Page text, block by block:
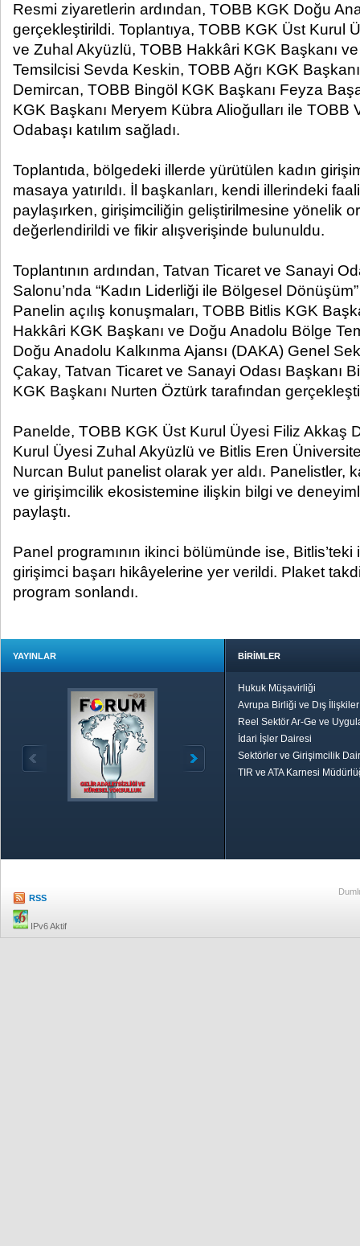
Resmi ziyaretlerin ardından, TOBB KGK Doğu
gerçekleştirildi. Toplantıya, TOBB KGK Üst Kurul
ve Zuhal Akyüzlü, TOBB Hakkâri KGK Başkanı
Temsilcisi Sevda Keskin, TOBB Ağrı KGK Başkanı
Demircan, TOBB Bingöl KGK Başkanı Feyza
KGK Başkanı Meryem Kübra Alioğulları ile TOBB
Odabaşı katılım sağladı.
Toplantıda, bölgedeki illerde yürütülen kadın
masaya yatırıldı. İl başkanları, kendi illerindeki
paylaşırken, girişimciliğin geliştirilmesine yönelik
değerlendirildi ve fikir alışverişinde bulunuldu.
Toplantının ardından, Tatvan Ticaret ve Sanayi
Salonu’nda “Kadın Liderliği ile Bölgesel
Panelin açılış konuşmaları, TOBB Bitlis KGK
Hakkâri KGK Başkanı ve Doğu Anadolu Bölge
Doğu Anadolu Kalkınma Ajansı (DAKA) Genel
Çakay, Tatvan Ticaret ve Sanayi Odası Başkanı
KGK Başkanı Nurten Öztürk tarafından
Panelde, TOBB KGK Üst Kurul Üyesi Filiz Akkaş
Kurul Üyesi Zuhal Akyüzlü ve Bitlis Eren
Nurcan Bulut panelist olarak yer aldı. Panelistler,
ve girişimcilik ekosistemine ilişkin bilgi ve
paylaştı.
Panel programının ikinci bölümünde ise, Bitlis’teki
girişimci başarı hikâyelerine yer verildi. Plaket
program sonlandı.
YAYINLAR BİRİMLER
Hukuk Müşavirliği
Avrupa Birliği ve Dış
Reel Sektör Ar-Ge ve
İdari İşler Dairesi
Sektörler ve Girişimcilik
TIR ve ATA Karnesi
RSS
IPv6 Aktif